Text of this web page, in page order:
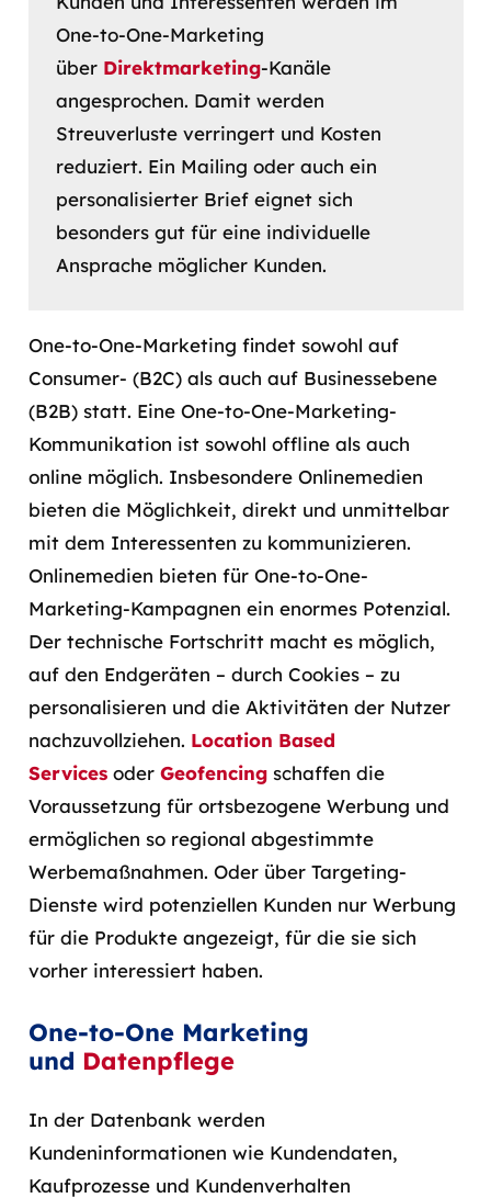
One-to-One-Marketing
über Direktmarketing-Kanäle
angesprochen. Damit werden
Streuverluste verringert und Kosten
reduziert. Ein Mailing oder auch ein
personalisierter Brief eignet sich
besonders gut für eine individuelle
Ansprache möglicher Kunden.
One-to-One-Marketing findet sowohl auf
Consumer- (B2C) als auch auf Businessebene
(B2B) statt. Eine One-to-One-Marketing-
Kommunikation ist sowohl offline als auch
online möglich. Insbesondere Onlinemedien
bieten die Möglichkeit, direkt und unmittelbar
mit dem Interessenten zu kommunizieren.
Onlinemedien bieten für One-to-One-
Marketing-Kampagnen ein enormes Potenzial.
Der technische Fortschritt macht es möglich,
auf den Endgeräten – durch Cookies – zu
personalisieren und die Aktivitäten der Nutzer
nachzuvollziehen. Location Based
Servicesoder Geofencing schaffen die
Voraussetzung für ortsbezogene Werbung und
ermöglichen so regional abgestimmte
Werbemaßnahmen. Oder über Targeting-
Dienste wird potenziellen Kunden nur Werbung
für die Produkte angezeigt, für die sie sich
vorher interessiert haben.
One-to-One Marketing
und Datenpflege
In der Datenbank werden
Kundeninformationen wie Kundendaten,
Kaufprozesse und Kundenverhalten